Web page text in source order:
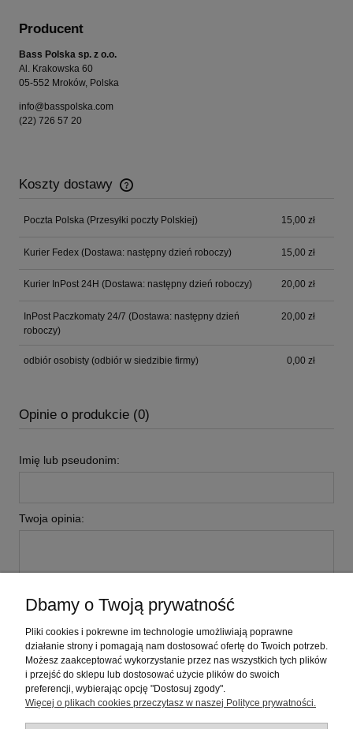
Producent
Bass Polska sp. z o.o.
Al. Krakowska 60
05-552 Mroków, Polska
info@basspolska.com
(22) 726 57 20
Koszty dostawy
Cena nie zawiera ewentualnych kosztów płatności
Poczta Polska (Przesyłki poczty Polskiej) 15,00 zł
Kurier Fedex (Dostawa: następny dzień roboczy) 15,00 zł
Kurier InPost 24H (Dostawa: następny dzień roboczy) 20,00 zł
InPost Paczkomaty 24/7 (Dostawa: następny dzień
roboczy)
20,00 zł
odbiór osobisty (odbiór w siedzibie firmy) 0,00 zł
Opinie o produkcie (0)
Imię lub pseudonim:
Twoja opinia:
Pomoc
Moje konto
Dbamy o Twoją prywatność
Pliki cookies i pokrewne im technologie umożliwiają poprawne
działanie strony i pomagają nam dostosować ofertę do Twoich potrzeb.
Możesz zaakceptować wykorzystanie przez nas wszystkich tych plików
i przejść do sklepu lub dostosować użycie plików do swoich
preferencji, wybierając opcję "Dostosuj zgody".
Więcej o plikach cookies przeczytasz w naszej Polityce prywatności.